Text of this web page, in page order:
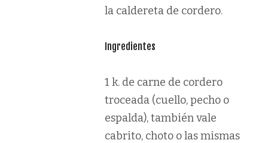
la caldereta de cordero.
Ingredientes
1 k. de carne de cordero
troceada (cuello, pecho o
espalda), también vale
cabrito, choto o las mismas